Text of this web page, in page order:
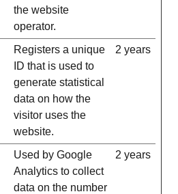
the website
operator.
Registers a unique
ID that is used to
generate statistical
data on how the
visitor uses the
website.
2 years
Used by Google
Analytics to collect
data on the number
2 years